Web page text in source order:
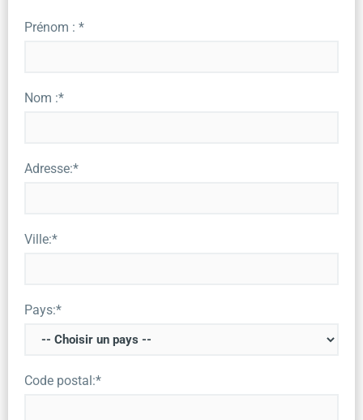
Prénom : *
Nom :*
Adresse:*
Ville:*
Pays:*
Code postal:*